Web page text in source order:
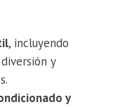
, incluyendo
y
y